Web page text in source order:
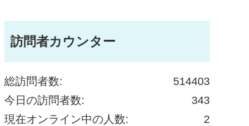
訪問者カウンター
514403
総訪問者数:
343
今日の訪問者数:
2
現在オンライン中の人数: